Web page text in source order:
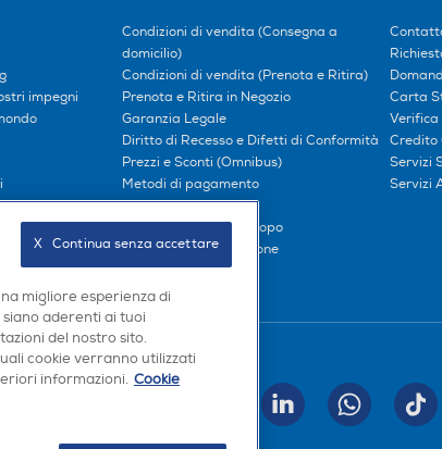
impegni
Condizioni di vendita (Consegna a
domicilio)
Condizioni di vendita (Prenota e Ritira)
Prenota e Ritira in Negozio
Garanzia Legale
Diritto di Recesso e Difetti di Conformità
Prezzi e Sconti (Omnibus)
Metodi di pagamento
Finanziamenti
Compra ora e paga dopo
Consegna e Installazione
Carta
Credito
Servizi
Servizi
Seguici sui social
migliore esperienza di
aderenti ai tuoi
del nostro sito.
cookie verranno utilizzati
informazioni. Cookie
X   Continua senza accettare